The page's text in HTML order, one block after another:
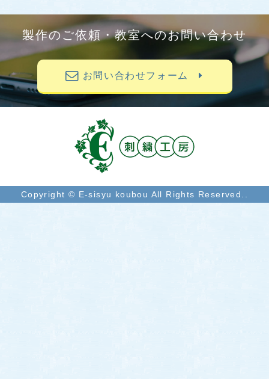
製作のご依頼・教室へのお問い合わせ
お問い合わせフォーム
Copyright © E-sisyu koubou All Rights Reserved..